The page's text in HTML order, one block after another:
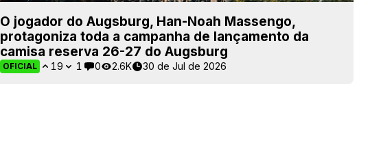
O jogador do Augsburg, Han-Noah Massengo,
protagoniza toda a campanha de lançamento da
camisa reserva 26-27 do Augsburg
OFICIAL 19 1 0 2.6K 30 de Jul de 2026